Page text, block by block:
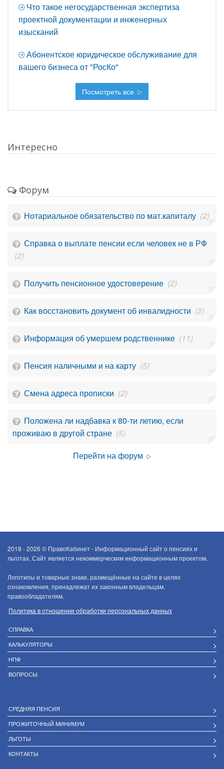
Что такое негосударственная экспертиза
проектной документации и инженерных
изысканий
Абонентское юридическое обслуживание для
вашего бизнеса от "РосКо"
Посмотреть все
Интересно
Форум
Нотариальное обязательство по мат.капиталу (2)
Справка о выплате пенсии если человек не в РФ
(2)
Получить пенсионное удостоверение (2)
Как восстановить документ об инвалидности (2)
Информация об умершем родственнике (11)
Пенсия наличными и на карту (5)
Смена адреса прописки (2)
Положена ли надбавка к 80-ти летию, если
проживаю в другой стране (5)
Перейти на форум
2018 - 2026 © ПравоКабинет - Информационный сайт о пенсиях и
льготах. Сайт является некоммерческим информационным проектом.
Логотипы и товарные знаки, размещённые на сайте в целях
ознакомления, принадлежат их законным владельцам,
правообладателям.
Политика в отношении обработки персональных данных
СПРАВКА
КАЛЬКУЛЯТОРЫ
НПФ
ВОПРОСЫ
СРЕДНЯЯ ПЕНСИЯ
ПРОЖИТОЧНЫЙ МИНИМУМ
ЛЬГОТЫ
КОНТАКТЫ